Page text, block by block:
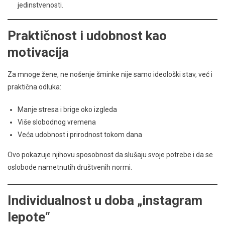
jedinstvenosti.
Praktičnost i udobnost kao
motivacija
Za mnoge žene, ne nošenje šminke nije samo ideološki stav, već i
praktična odluka:
Manje stresa i brige oko izgleda
Više slobodnog vremena
Veća udobnost i prirodnost tokom dana
Ovo pokazuje njihovu sposobnost da slušaju svoje potrebe i da se
oslobode nametnutih društvenih normi.
Individualnost u doba „instagram
lepote“